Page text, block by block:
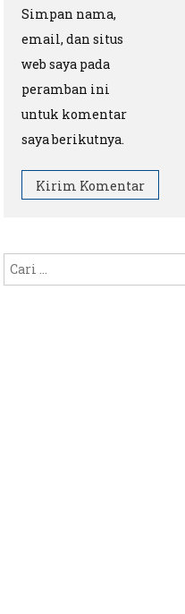
Simpan nama,
email, dan situs
web saya pada
peramban ini
untuk komentar
saya berikutnya.